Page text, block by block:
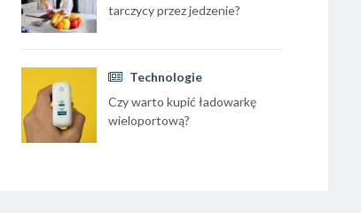
tarczycy przez jedzenie?
Technologie
Czy warto kupić ładowarkę
wieloportową?